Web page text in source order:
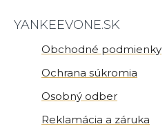
YANKEEVONE.SK
Obchodné podmienky
Ochrana súkromia
Osobný odber
Reklamácia a záruka